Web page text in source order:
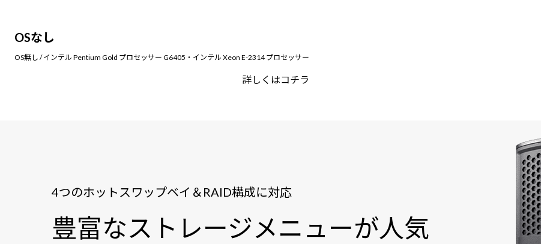
OSなし
OS無し / インテル Pentium Gold プロセッサー G6405・インテル Xeon E-2314 プロセッサー
詳しくはコチラ
4つのホットスワップベイ＆RAID構成に対応
豊富なストレージメニューが人気